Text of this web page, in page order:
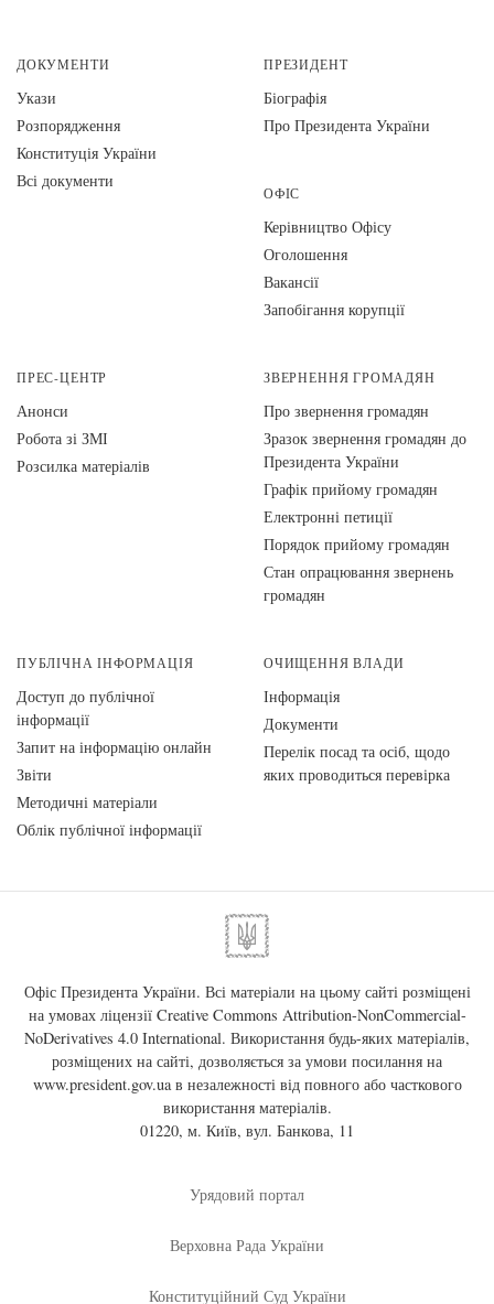
ДОКУМЕНТИ
Укази
Розпорядження
Конституція України
Всі документи
ПРЕЗИДЕНТ
Біографія
Про Президента України
ОФІС
Керівництво Офісу
Оголошення
Вакансії
Запобігання корупції
ПРЕС-ЦЕНТР
Анонси
Робота зі ЗМІ
Розсилка матеріалів
ЗВЕРНЕННЯ ГРОМАДЯН
Про звернення громадян
Зразок звернення громадян до
Президента України
Графік прийому громадян
Електронні петиції
Порядок прийому громадян
Стан опрацювання звернень
громадян
ПУБЛІЧНА ІНФОРМАЦІЯ
Доступ до публічної
інформації
Запит на інформацію онлайн
Звіти
Методичні матеріали
Облік публічної інформації
ОЧИЩЕННЯ ВЛАДИ
Інформація
Документи
Перелік посад та осіб, щодо
яких проводиться перевірка
Офіс Президента України. Всі матеріали на цьому сайті розміщені
на умовах ліцензії Creative Commons Attribution-NonCommercial-
NoDerivatives 4.0 International. Використання будь-яких матеріалів,
розміщених на сайті, дозволяється за умови посилання на
www.president.gov.uaв незалежності від повного або часткового
використання матеріалів.
01220, м. Київ, вул. Банкова, 11
Урядовий портал
Верховна Рада України
Конституційний Суд України